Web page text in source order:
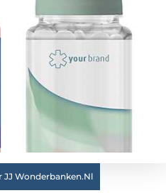
JJ Wonderbanken.nl